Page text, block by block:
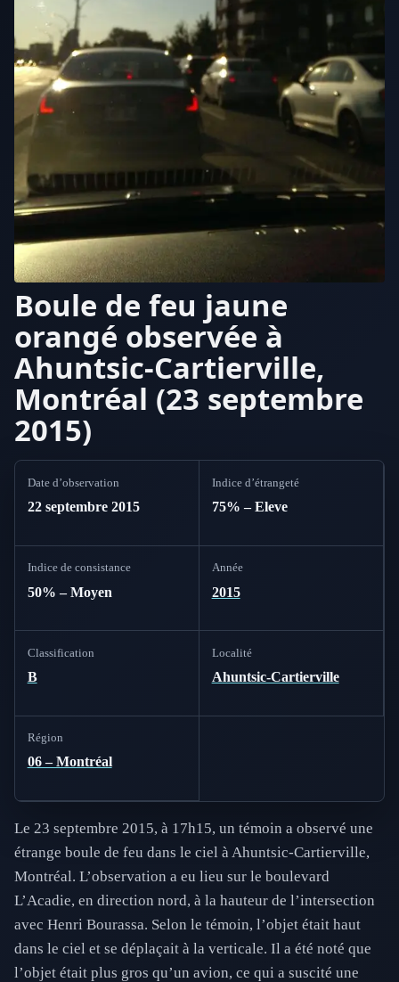
Boule de feu jaune
orangé observée à
Ahuntsic-Cartierville,
Montréal (23 septembre
2015)
Date d’observation
22 septembre 2015
Indice d’étrangeté
75% – Eleve
Indice de consistance
50% – Moyen
Année
2015
Classification
B
Localité
Ahuntsic-Cartierville
Région
06 – Montréal
Le 23 septembre 2015, à 17h15, un témoin a observé une
étrange boule de feu dans le ciel à Ahuntsic-Cartierville,
Montréal. L’observation a eu lieu sur le boulevard
L’Acadie, en direction nord, à la hauteur de l’intersection
avec Henri Bourassa. Selon le témoin, l’objet était haut
dans le ciel et se déplaçait à la verticale. Il a été noté que
l’objet était plus gros qu’un avion, ce qui a suscité une